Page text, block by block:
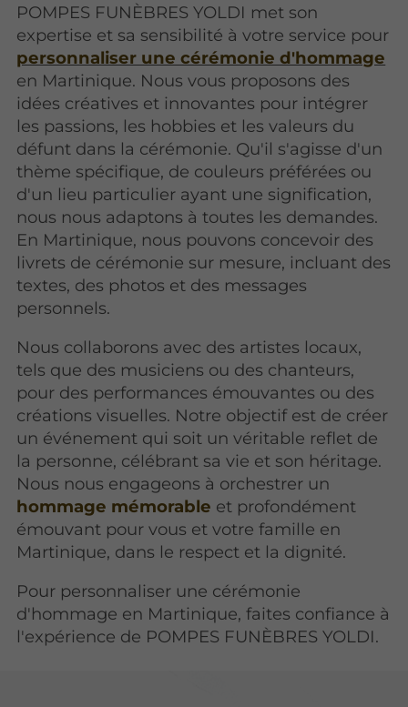
POMPES FUNÈBRES YOLDI met son
expertise et sa sensibilité à votre service pour
personnaliser une cérémonie d'hommage
en Martinique. Nous vous proposons des
idées créatives et innovantes pour intégrer
les passions, les hobbies et les valeurs du
défunt dans la cérémonie. Qu'il s'agisse d'un
thème spécifique, de couleurs préférées ou
d'un lieu particulier ayant une signification,
nous nous adaptons à toutes les demandes.
En Martinique, nous pouvons concevoir des
livrets de cérémonie sur mesure, incluant des
textes, des photos et des messages
personnels.
Nous collaborons avec des artistes locaux,
tels que des musiciens ou des chanteurs,
pour des performances émouvantes ou des
créations visuelles. Notre objectif est de créer
un événement qui soit un véritable reflet de
la personne, célébrant sa vie et son héritage.
Nous nous engageons à orchestrer un
hommage mémorable et profondément
émouvant pour vous et votre famille en
Martinique, dans le respect et la dignité.
Pour personnaliser une cérémonie
d'hommage en Martinique, faites confiance à
l'expérience de POMPES FUNÈBRES YOLDI.